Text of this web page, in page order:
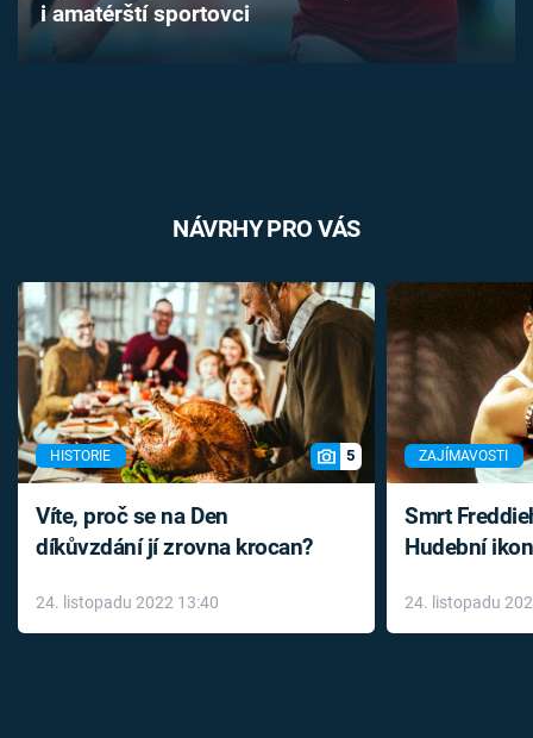
i amatérští sportovci
NÁVRHY PRO VÁS
HISTORIE 5
Víte, proč se na Den
díkůvzdání jí zrovna krocan?
24. listopadu 2022 13:40
ZAJÍMAVOSTI
Smrt
Hudební
léky
24. listopadu